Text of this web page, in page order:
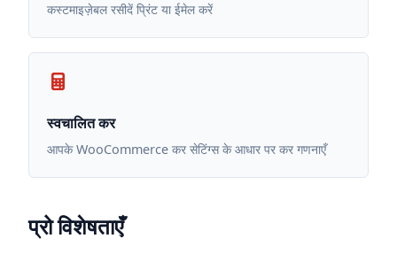
कस्टमाइज़ेबल रसीदें प्रिंट या ईमेल करें
स्वचालित कर
आपके WooCommerce कर सेटिंग्स के आधार पर कर गणनाएँ
प्रो विशेषताएँ